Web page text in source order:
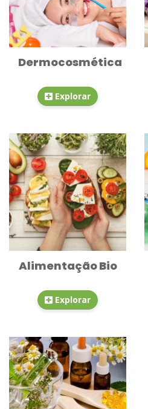
Dermocosmética
Explorar
Alimentação Bio
Explorar